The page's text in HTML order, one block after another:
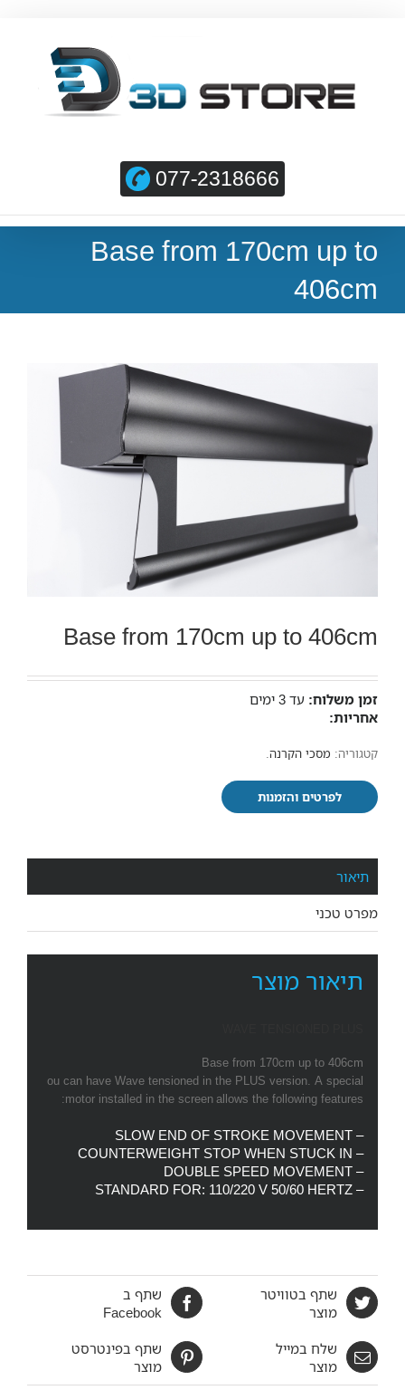
077-2318666
Base from 170cm up to
406cm
Base from 170cm up to 406cm
זמן משלוח: עד 3 ימים
אחריות:
קטגוריה: מסכי הקרנה.
לפרטים והזמנות
תיאור
מפרט טכני
תיאור מוצר
Base from 170cm up to 406cm
ou can have Wave tensioned in the PLUS version. A special
motor installed in the screen allows the following features:
– SLOW END OF STROKE MOVEMENT
– COUNTERWEIGHT STOP WHEN STUCK IN
– DOUBLE SPEED MOVEMENT
– STANDARD FOR: 110/220 V 50/60 HERTZ
שתף ב
Facebook
שתף בטוויטר
מוצר
שתף בפינטרסט
מוצר
שלח במייל
מוצר